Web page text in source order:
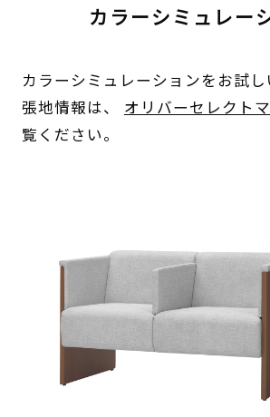
カラーシミュレー
カラーシミュレーションをお試し
張地情報は、 オリバーセレクト
覧ください。